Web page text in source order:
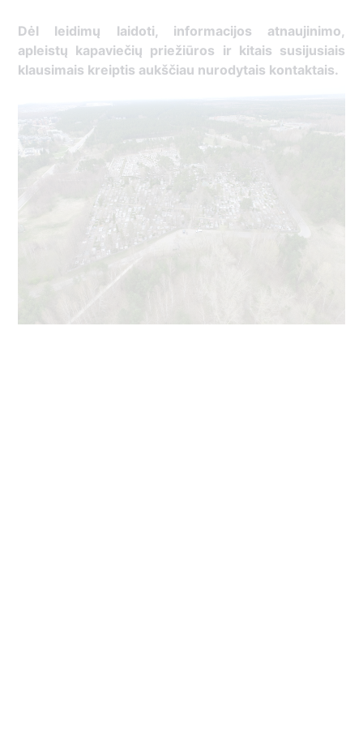
Dėl leidimų laidoti, ​informacijos atnaujinimo,
apleistų kapaviečių priežiūros ir kitais susijusiais
klausimais kreiptis ​aukščiau nurodytais kontaktais.